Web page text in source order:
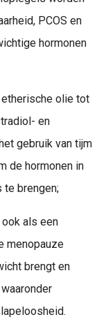
PCOS en
hormonen
etherische olie tot
en
gebruik van tijm
de hormonen in
te brengen;
als een
menopauze
brengt en